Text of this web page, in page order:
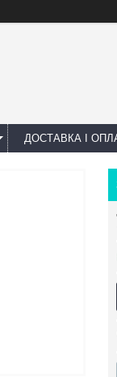
ДОСТАВКА І